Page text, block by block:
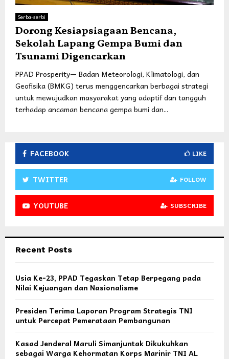
Serba-serbi
Dorong Kesiapsiagaan Bencana,
Sekolah Lapang Gempa Bumi dan
Tsunami Digencarkan
PPAD Prosperity— Badan Meteorologi, Klimatologi, dan
Geofisika (BMKG) terus menggencarkan berbagai strategi
untuk mewujudkan masyarakat yang adaptif dan tangguh
terhadap ancaman bencana gempa bumi dan...
FACEBOOK LIKE
TWITTER FOLLOW
YOUTUBE SUBSCRIBE
Recent Posts
Usia Ke-23, PPAD Tegaskan Tetap Berpegang pada
Nilai Kejuangan dan Nasionalisme
Presiden Terima Laporan Program Strategis TNI
untuk Percepat Pemerataan Pembangunan
Kasad Jenderal Maruli Simanjuntak Dikukuhkan
sebagai Warga Kehormatan Korps Marinir TNI AL